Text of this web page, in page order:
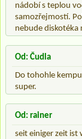
nádobí s teplou
samozřejmostí.
nebude diskotéka
Od: Čudla
Do tohohle
super.
Od: rainer
seit einiger zeit ist